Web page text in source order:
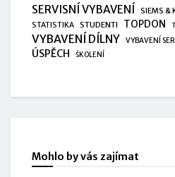
SERVISNÍ VYBAVENÍ SIEMS &
STATISTIKA STUDENTI TOPDON
VYBAVENÍ DÍLNY VYBAVENÍ
ÚSPĚCH ŠKOLENÍ
Mohlo by vás zajímat